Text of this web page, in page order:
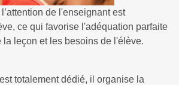
de l'enseignant est
ce qui favorise l'adéquation parfaite
la leçon et les besoins de l'élève.
totalement dédié, il organise la